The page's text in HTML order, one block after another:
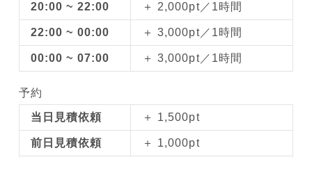
20:00 ~ 22:00 ＋ 2,000pt／1時間
22:00 ~ 00:00 ＋ 3,000pt／1時間
00:00 ~ 07:00 ＋ 3,000pt／1時間
予約
当日見積依頼 ＋ 1,500pt
前日見積依頼 ＋ 1,000pt